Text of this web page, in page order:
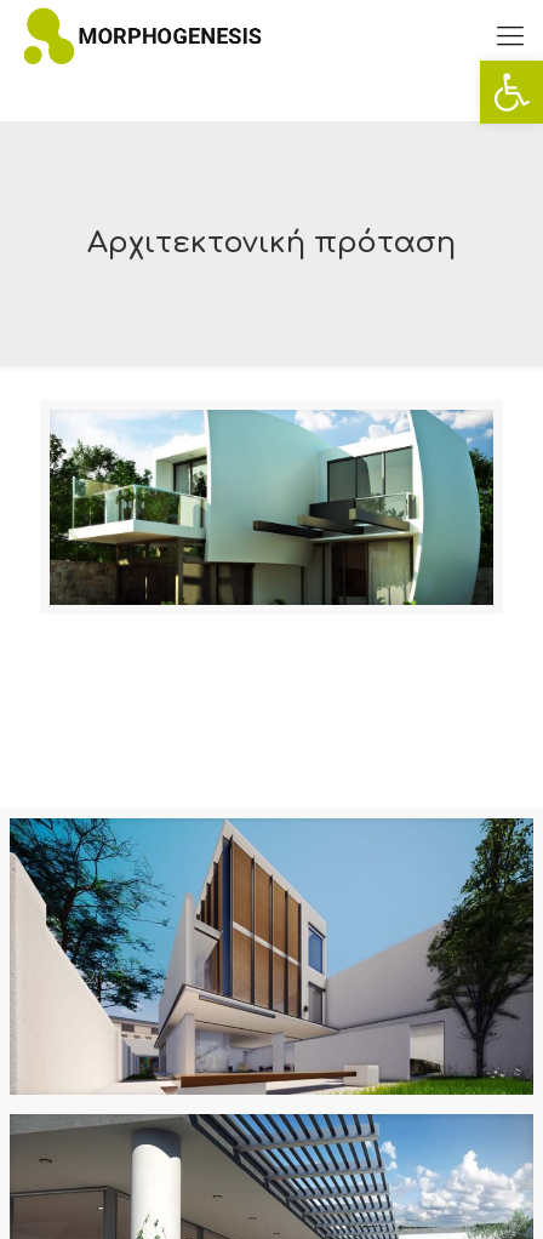
Αρχιτεκτονική πρόταση